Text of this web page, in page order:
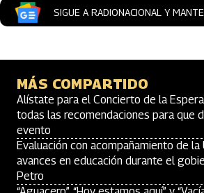
SIGUE A RADIONACIONAL Y
MÁS COMPARTIDO
Alístate para el Concierto de la
todas las recomendaciones para que
evento
Evaluación con acompañamiento de la
avances en educación durante el
Petro